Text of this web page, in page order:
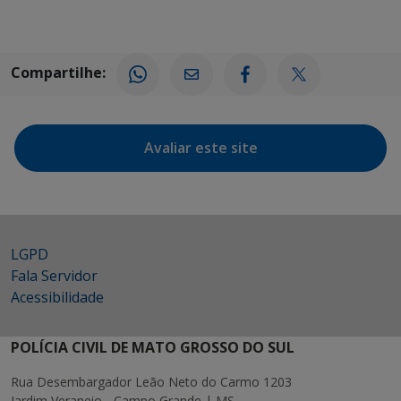
Compartilhe:
Avaliar este site
LGPD
Fala Servidor
Acessibilidade
POLÍCIA CIVIL DE MATO GROSSO DO SUL
Rua Desembargador Leão Neto do Carmo 1203